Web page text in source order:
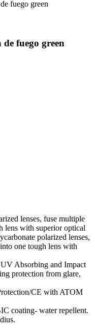
fuego green
lenses, fuse multiple
lens with superior optical
polarized lenses,
one tough lens with
Absorbing and Impact
protection from glare,
CE with ATOM
coating- water repellent.